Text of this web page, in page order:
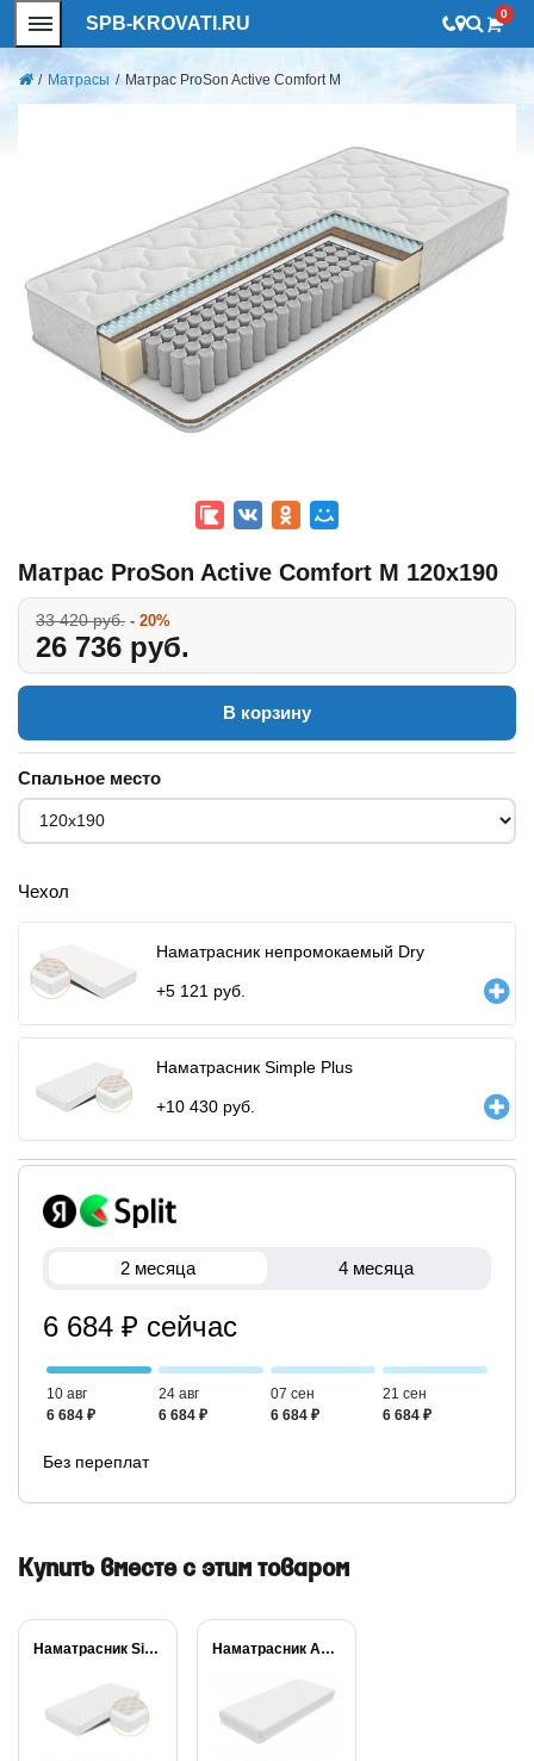
SPB-KROVATI.RU 0
/ Матрасы / Матрас ProSon Active Comfort M
Матрас ProSon Active Comfort M 120x190
33 420 руб. - 20%
26 736 руб.
В корзину
Спальное место
Чехол
Наматрасник непромокаемый Dry
+5 121 руб.
Наматрасник Simple Plus
+10 430 руб.
2 месяца 4 месяца
6 684 ₽ сейчас
10 авг
6 684 ₽
24 авг
6 684 ₽
07 сен
6 684 ₽
21 сен
6 684 ₽
Без переплат
Купить вместе с этим товаром
Наматрасник Simple Plus Наматрасник Aqua Stop...